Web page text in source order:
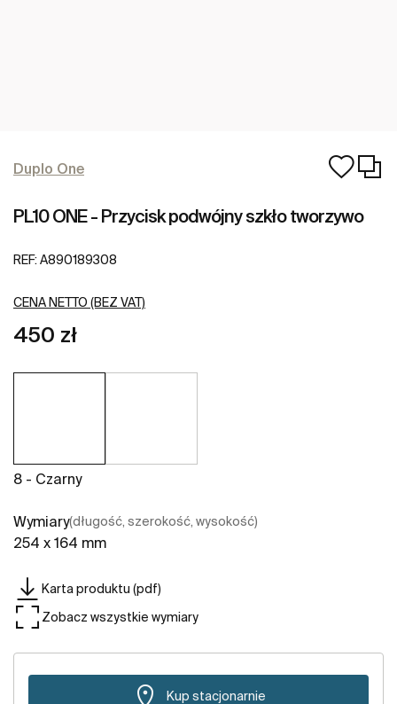
Duplo One
PL10 ONE - Przycisk podwójny szkło tworzywo
REF: A890189308
CENA NETTO (BEZ VAT)
450 zł
8 - Czarny
Wymiary(długość, szerokość, wysokość)
254 x 164 mm
Karta produktu (pdf)
Zobacz wszystkie wymiary
Kup stacjonarnie